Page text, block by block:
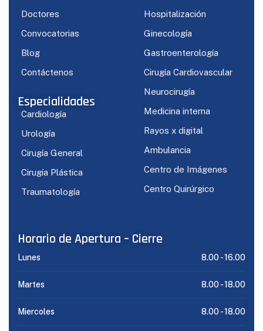
Doctores
Convocatorias
Blog
Contáctenos
Especialidades
Cardiología
Urología
Cirugía General
Cirugía Plástica
Traumatología
Hospitalización
Ginecología
Gastroenterología
Cirugía Cardiovascular
Neurocirugía
Medicina interna
Rayos x digital
Ambulancia
Centro de Imágenes
Centro Quirúrgico
Horario de Apertura – Cierre
Lunes 8.00 -16.00
Martes 8.00 -18.00
Miercoles 8.00 -18.00